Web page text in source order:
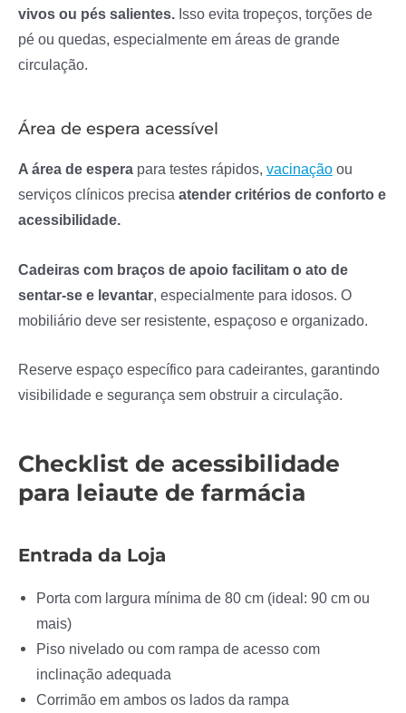
vivos ou pés salientes. Isso evita tropeços, torções de
pé ou quedas, especialmente em áreas de grande
circulação.
Área de espera acessível
A área de espera para testes rápidos, vacinação ou
serviços clínicos precisa atender critérios de conforto e
acessibilidade.
Cadeiras com braços de apoio facilitam o ato de
sentar-se e levantar , especialmente para idosos. O
mobiliário deve ser resistente, espaçoso e organizado.
Reserve espaço específico para cadeirantes, garantindo
visibilidade e segurança sem obstruir a circulação.
Checklist de acessibilidade
para leiaute de farmácia
Entrada da Loja
Porta com largura mínima de 80 cm (ideal: 90 cm ou
mais)
Piso nivelado ou com rampa de acesso com
inclinação adequada
Corrimão em ambos os lados da rampa